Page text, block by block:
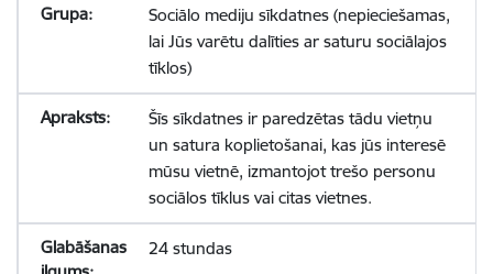
Sociālo mediju sīkdatnes (nepieciešamas,
lai Jūs varētu dalīties ar saturu sociālajos
tīklos)
Šīs sīkdatnes ir paredzētas tādu vietņu
un satura koplietošanai, kas jūs interesē
mūsu vietnē, izmantojot trešo personu
sociālos tīklus vai citas vietnes.
24 stundas